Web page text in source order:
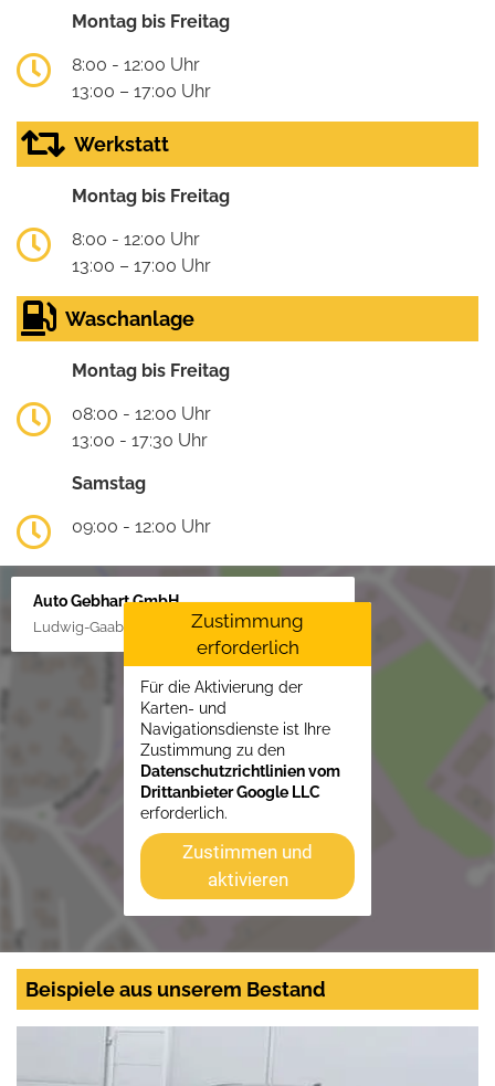
Montag bis Freitag
8:00 - 12:00 Uhr
13:00 – 17:00 Uhr
Werkstatt
Montag bis Freitag
8:00 - 12:00 Uhr
13:00 – 17:00 Uhr
Waschanlage
Montag bis Freitag
08:00 - 12:00 Uhr
13:00 - 17:30 Uhr
Samstag
09:00 - 12:00 Uhr
Auto Gebhart GmbH
Ludwig-Gaab-Str. 4, 88427 Bad Schussenried
Zustimmung
erforderlich
Für die Aktivierung der
Karten- und
Navigationsdienste ist Ihre
Zustimmung zu den
Datenschutzrichtlinien vom
Drittanbieter Google LLC
erforderlich.
Zustimmen und
aktivieren
Beispiele aus unserem Bestand